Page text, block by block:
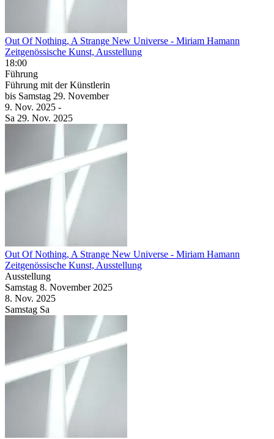
Out Of Nothing, A Strange New Universe - Miriam Hamann
Zeitgenössische Kunst, Ausstellung
18:00
Führung
Führung mit der Künstlerin
bis Samstag 29. November
9. Nov. 2025 -
Sa 29. Nov. 2025
Out Of Nothing, A Strange New Universe - Miriam Hamann
Zeitgenössische Kunst, Ausstellung
Ausstellung
Samstag 8. November 2025
8. Nov. 2025
Samstag Sa